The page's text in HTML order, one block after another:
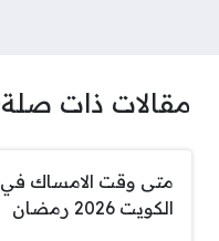
مقالات ذات صلة
متى وقت الامساك في
الكويت 2026 رمضان